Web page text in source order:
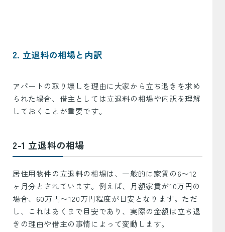
2. 立退料の相場と内訳
アパートの取り壊しを理由に大家から立ち退きを求め
られた場合、借主としては立退料の相場や内訳を理解
しておくことが重要です。
2-1 立退料の相場
居住用物件の立退料の相場は、一般的に家賃の6〜12
ヶ月分とされています。例えば、月額家賃が10万円の
場合、60万円〜120万円程度が目安となります。ただ
し、これはあくまで目安であり、実際の金額は立ち退
きの理由や借主の事情によって変動します。